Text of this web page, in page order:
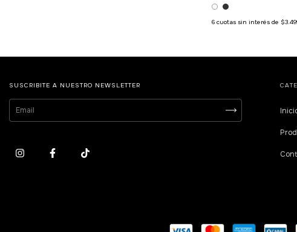
6 cuotas sin interés de
SUSCRIBITE A NUESTRO NEWSLETTER